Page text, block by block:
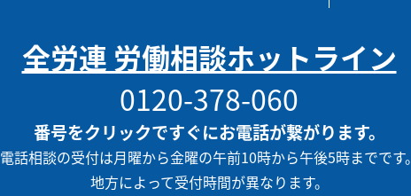
全労連 労働相談ホットライン
0120-378-060
番号をクリックですぐにお電話が繋がります。
電話相談の受付は月曜から金曜の午前10時から午後5時までです。
地方によって受付時間が異なります。